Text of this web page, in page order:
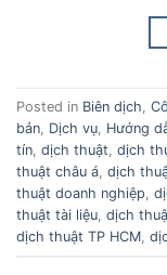
Posted in Biên dịch
bản Dịch vụ Hướng
tín dịch thuật dịch
thuật châu á dịch
thuật doanh nghiệp
thuật tài liệu dịch
dịch thuật TP HCM